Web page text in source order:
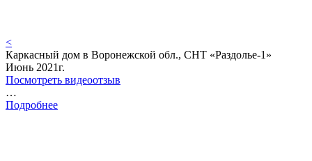
<
Каркасный дом в Воронежской обл., СНТ «Раздолье-1»
Июнь 2021г.
Посмотреть видеоотзыв
…
Подробнее